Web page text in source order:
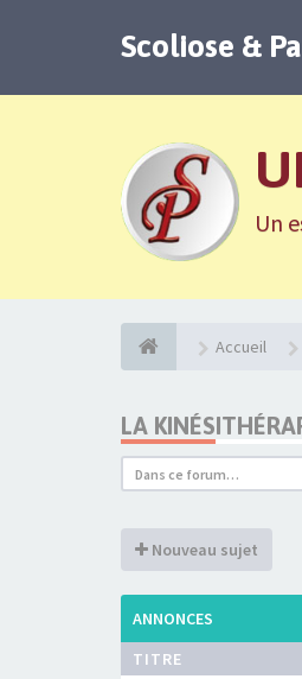
Scoliose &
Un
Accueil
LA
Nouveau sujet
ANNONCES
TITRE